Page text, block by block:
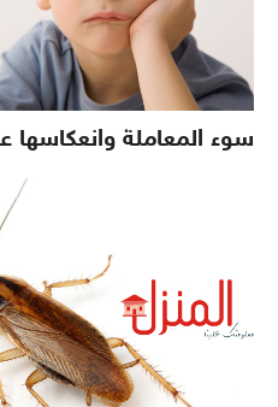
سوء المعاملة وانعكاسها